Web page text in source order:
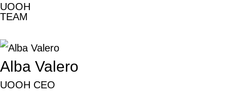
UOOH
TEAM
Alba Valero
UOOH CEO